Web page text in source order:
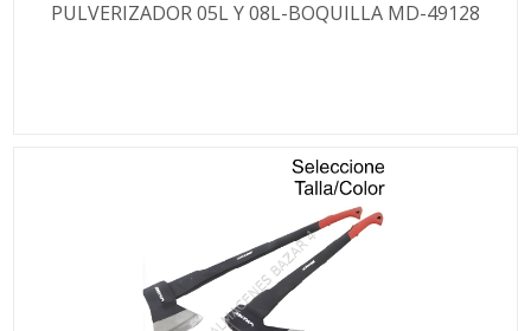
PULVERIZADOR 05L Y 08L-BOQUILLA MD-49128